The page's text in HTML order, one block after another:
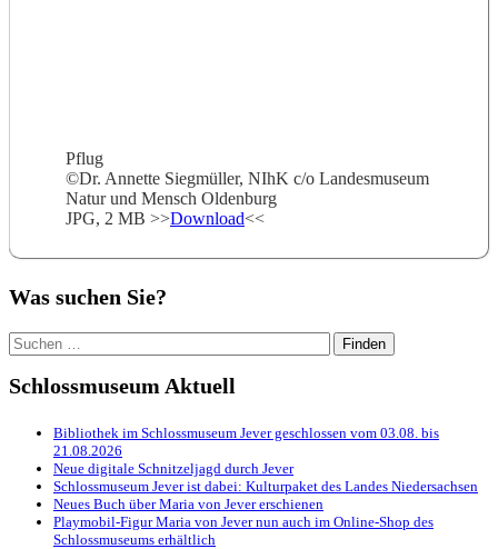
Pflug
©Dr. Annette Siegmüller, NIhK c/o Landesmuseum
Natur und Mensch Oldenburg
JPG, 2 MB >>Download<<
Was suchen Sie?
Suchen
nach:
Schlossmuseum Aktuell
Bibliothek im Schlossmuseum Jever geschlossen vom 03.08. bis
21.08.2026
Neue digitale Schnitzeljagd durch Jever
Schlossmuseum Jever ist dabei: Kulturpaket des Landes Niedersachsen
Neues Buch über Maria von Jever erschienen
Playmobil-Figur Maria von Jever nun auch im Online-Shop des
Schlossmuseums erhältlich